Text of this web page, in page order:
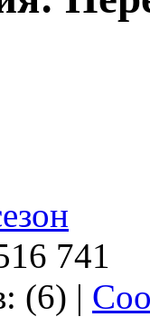
741
(6) |